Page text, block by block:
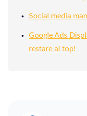
Social media
Google Ads
restare al top!